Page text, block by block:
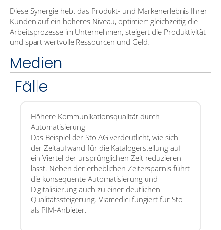
Diese Synergie hebt das Produkt- und Markenerlebnis Ihrer
Kunden auf ein höheres Niveau, optimiert gleichzeitig die
Arbeitsprozesse im Unternehmen, steigert die Produktivität
und spart wertvolle Ressourcen und Geld.
Medien
Fälle
Höhere Kommunikationsqualität durch
Automatisierung
Das Beispiel der Sto AG verdeutlicht, wie sich
der Zeitaufwand für die Katalogerstellung auf
ein Viertel der ursprünglichen Zeit reduzieren
lässt. Neben der erheblichen Zeitersparnis führt
die konsequente Automatisierung und
Digitalisierung auch zu einer deutlichen
Qualitätssteigerung. Viamedici fungiert für Sto
als PIM-Anbieter.